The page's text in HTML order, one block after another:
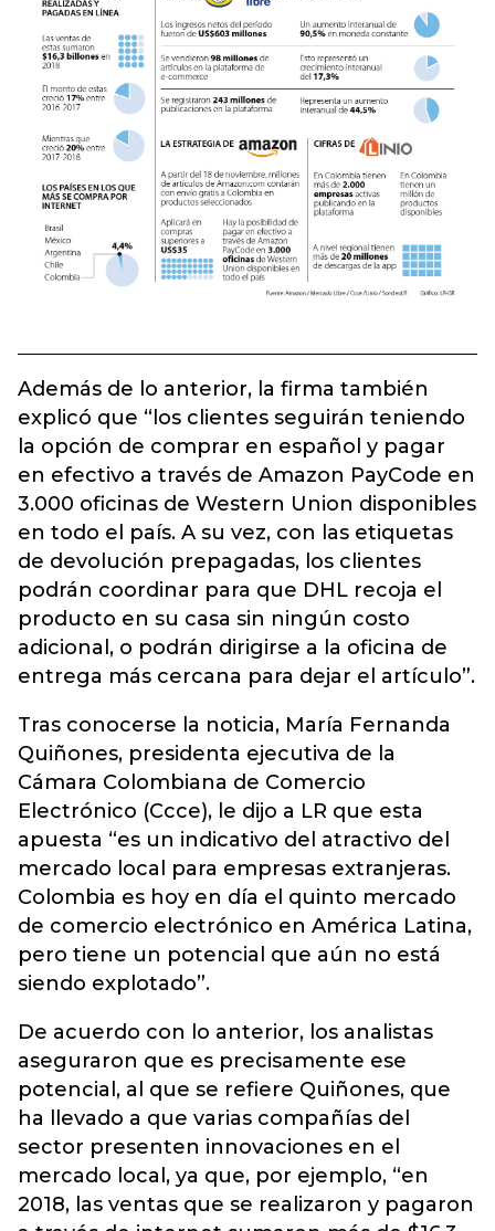
Además de lo anterior, la firma también
explicó que “los clientes seguirán teniendo
la opción de comprar en español y pagar
en efectivo a través de Amazon PayCode en
3.000 oficinas de Western Union disponibles
en todo el país. A su vez, con las etiquetas
de devolución prepagadas, los clientes
podrán coordinar para que DHL recoja el
producto en su casa sin ningún costo
adicional, o podrán dirigirse a la oficina de
entrega más cercana para dejar el artículo”.
Tras conocerse la noticia, María Fernanda
Quiñones, presidenta ejecutiva de la
Cámara Colombiana de Comercio
Electrónico (Ccce), le dijo a LR que esta
apuesta “es un indicativo del atractivo del
mercado local para empresas extranjeras.
Colombia es hoy en día el quinto mercado
de comercio electrónico en América Latina,
pero tiene un potencial que aún no está
siendo explotado”.
De acuerdo con lo anterior, los analistas
aseguraron que es precisamente ese
potencial, al que se refiere Quiñones, que
ha llevado a que varias compañías del
sector presenten innovaciones en el
mercado local, ya que, por ejemplo, “en
2018, las ventas que se realizaron y pagaron